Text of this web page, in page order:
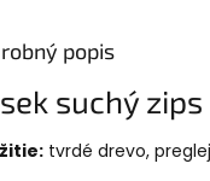
popis
suchý
tvrdé drevo,